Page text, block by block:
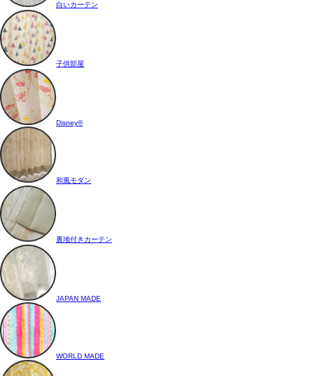
白いカーテン
子供部屋
Disney®
和風モダン
裏地付きカーテン
JAPAN MADE
WORLD MADE